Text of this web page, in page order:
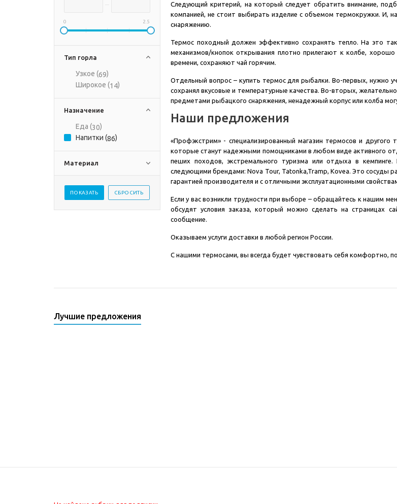
0 2.5
Тип горла
Узкое (69)
Широкое (14)
Назначение
Еда (30)
Напитки (86)
Материал
Следующий критерий, на который следует обратить внимание,
компанией, не стоит выбирать изделие с объемом термокружки. И,
снаряжению.
Термос походный должен эффективно сохранять тепло. На это
механизмов/кнопок открывания плотно прилегают к колбе,
времени, сохраняют чай горячим.
Отдельный вопрос – купить термос для рыбалки. Во-первых, нужно
сохранял вкусовые и температурные качества. Во-вторых,
предметами рыбацкого снаряжения, ненадежный корпус или колба
Наши предложения
«Профэкстрим» - специализированный магазин термосов и другого
которые станут надежными помощниками в любом виде активного
пеших походов, экстремального туризма или отдыха в
следующими брендами: Nova Tour, Tatonka,Tramp, Kovea. Это сосуды
гарантией производителя и с отличными эксплуатационными
Если у вас возникли трудности при выборе – обращайтесь к нашим
обсудят условия заказа, который можно сделать на страницах
сообщение.
Оказываем услуги доставки в любой регион России.
С нашими термосами, вы всегда будет чувствовать себя комфортно,
Лучшие предложения